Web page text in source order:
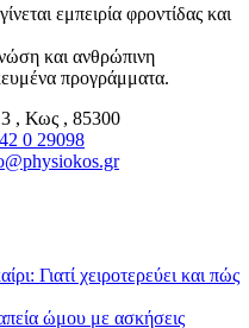
εμπειρία φροντίδας και
και ανθρώπινη
προγράμματα.
, Κως , 85300
0 29098
Γιατί χειροτερεύει και πώς